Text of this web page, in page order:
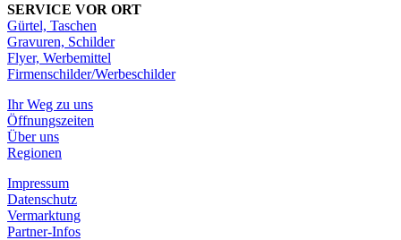
SERVICE VOR ORT
Gürtel, Taschen
Gravuren, Schilder
Flyer, Werbemittel
Firmenschilder/Werbeschilder
Ihr Weg zu uns
Öffnungszeiten
Über uns
Regionen
Impressum
Datenschutz
Vermarktung
Partner-Infos